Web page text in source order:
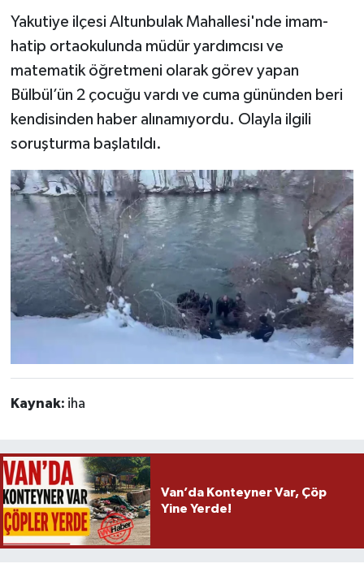
Yakutiye ilçesi Altunbulak Mahallesi'nde imam-
hatip ortaokulunda müdür yardımcısı ve
matematik öğretmeni olarak görev yapan
Bülbül’ün 2 çocuğu vardı ve cuma gününden beri
kendisinden haber alınamıyordu. Olayla ilgili
soruşturma başlatıldı.
Kaynak: iha
Van’da Konteyner Var, Çöp
Yine Yerde!